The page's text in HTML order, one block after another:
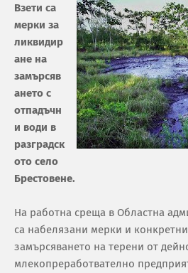
Взети са
мерки за
ликвидир
ане на
замърсяв
ането с
отпадъчн
и води в
разградск
ото село
Брестовене.
На работна среща в Областна
са набелязани мерки и
замърсяването на терени от
млекопреработвателно